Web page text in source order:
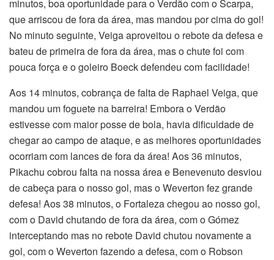
minutos, boa oportunidade para o Verdão com o Scarpa,
que arriscou de fora da área, mas mandou por cima do gol!
No minuto seguinte, Veiga aproveitou o rebote da defesa e
bateu de primeira de fora da área, mas o chute foi com
pouca força e o goleiro Boeck defendeu com facilidade!
Aos 14 minutos, cobrança de falta de Raphael Veiga, que
mandou um foguete na barreira! Embora o Verdão
estivesse com maior posse de bola, havia dificuldade de
chegar ao campo de ataque, e as melhores oportunidades
ocorriam com lances de fora da área! Aos 36 minutos,
Pikachu cobrou falta na nossa área e Benevenuto desviou
de cabeça para o nosso gol, mas o Weverton fez grande
defesa! Aos 38 minutos, o Fortaleza chegou ao nosso gol,
com o David chutando de fora da área, com o Gómez
interceptando mas no rebote David chutou novamente a
gol, com o Weverton fazendo a defesa, com o Robson